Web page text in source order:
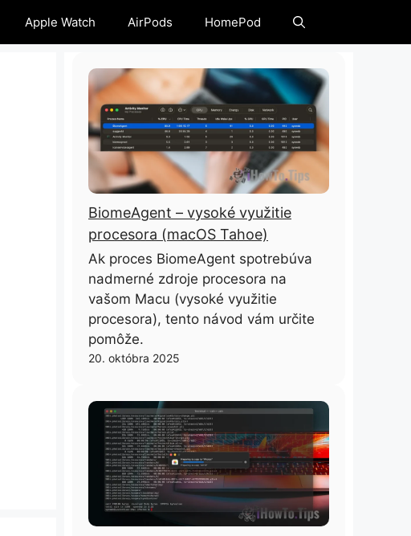
Apple Watch AirPods HomePod
BiomeAgent – ​​vysoké využitie
procesora (macOS Tahoe)
Ak proces BiomeAgent spotrebúva
nadmerné zdroje procesora na
vašom Macu (vysoké využitie
procesora), tento návod vám určite
pomôže.
20. októbra 2025